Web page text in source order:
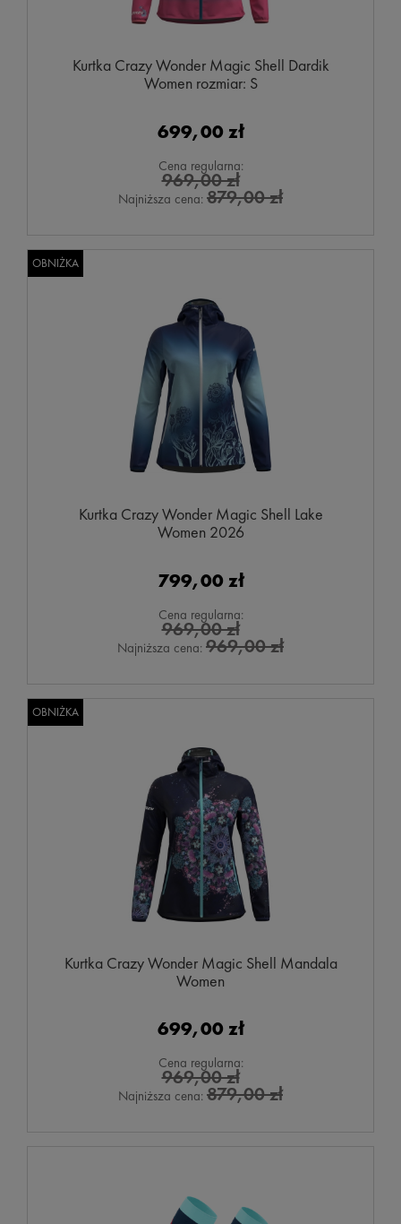
Kurtka Crazy Wonder Magic Shell Dardik
Women rozmiar: S
699,00 zł
Cena regularna:
969,00 zł
Najniższa cena: 879,00 zł
Kurtka Crazy Wonder Magic Shell Lake
Women 2026
799,00 zł
Cena regularna:
969,00 zł
Najniższa cena: 969,00 zł
OBNIŻKA
Kurtka Crazy Wonder Magic Shell Mandala
Women
699,00 zł
Cena regularna:
969,00 zł
Najniższa cena: 879,00 zł
OBNIŻKA